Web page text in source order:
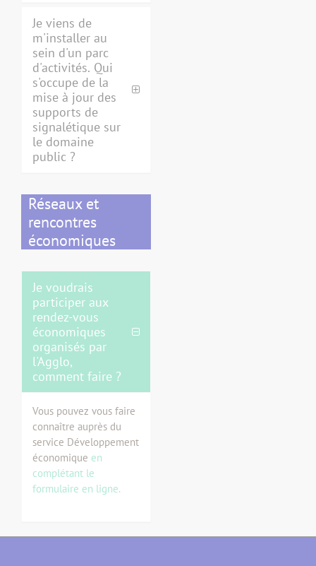
Je viens de
m'installer au
sein d'un parc
d'activités. Qui
s'occupe de la
mise à jour des
supports de
signalétique sur
le domaine
public ?
Réseaux et
rencontres
économiques
Je voudrais
participer aux
rendez-vous
économiques
organisés par
l'Agglo,
comment faire ?
Vous pouvez vous faire
connaître auprès du
service Développement
économique en
complétant le
formulaire en ligne.